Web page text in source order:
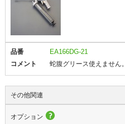
品番
EA166DG-21
コメント
蛇腹グリース使えません。
その他関連
オプション